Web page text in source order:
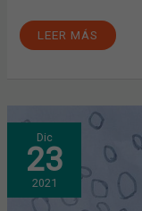
LEER MÁS
Dic
23
2021
CONCURSO
DE
DIBUJO
INFANTIL
“DIBUJA
TU
VILLANCICO”: